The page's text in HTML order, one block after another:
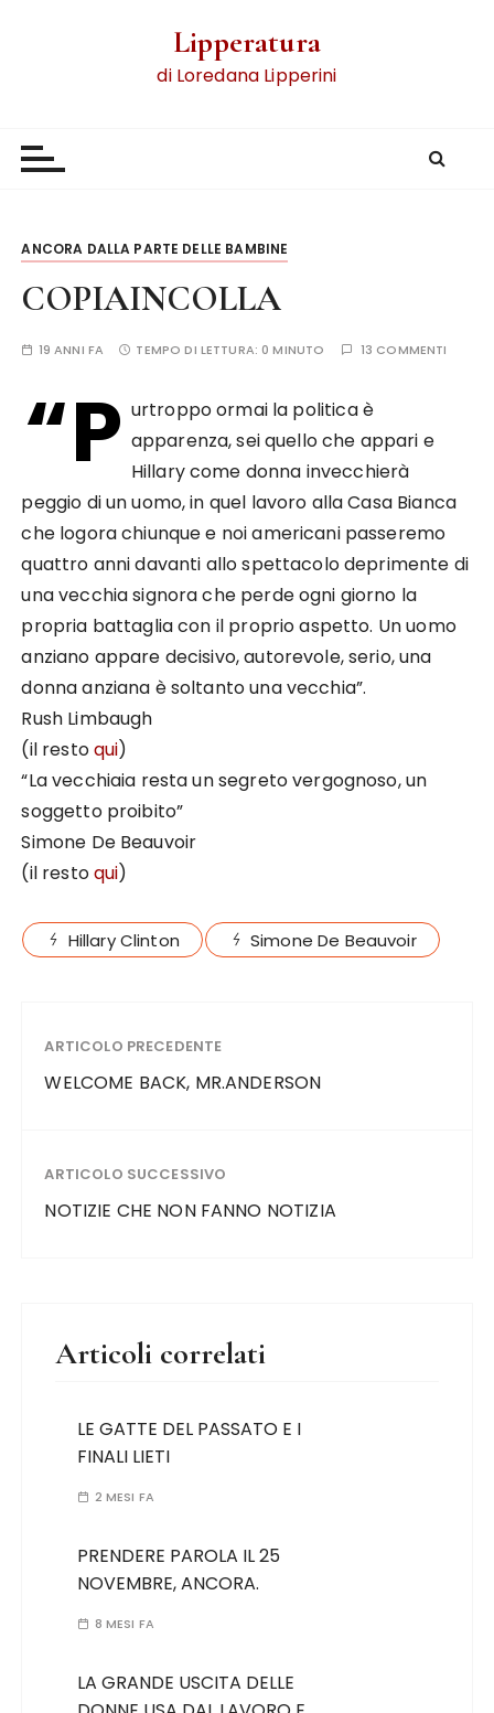
Lipperatura
di Loredana Lipperini
ANCORA DALLA PARTE DELLE BAMBINE
COPIAINCOLLA
19 ANNI FA TEMPO DI LETTURA: 0 MINUTO 13 COMMENTI
“P urtroppo ormai la politica è
apparenza, sei quello che appari e
Hillary come donna invecchierà
peggio di un uomo, in quel lavoro alla Casa Bianca
che logora chiunque e noi americani passeremo
quattro anni davanti allo spettacolo deprimente di
una vecchia signora che perde ogni giorno la
propria battaglia con il proprio aspetto. Un uomo
anziano appare decisivo, autorevole, serio, una
donna anziana è soltanto una vecchia”.
Rush Limbaugh
(il restoqui)
“La vecchiaia resta un segreto vergognoso, un
soggetto proibito”
Simone De Beauvoir
(il restoqui)
Hillary Clinton Simone De Beauvoir
ARTICOLO PRECEDENTE
WELCOME BACK, MR.ANDERSON
ARTICOLO SUCCESSIVO
NOTIZIE CHE NON FANNO NOTIZIA
Articoli correlati
LE GATTE DEL PASSATO E I
FINALI LIETI
2 MESI FA
PRENDERE PAROLA IL 25
NOVEMBRE, ANCORA.
8 MESI FA
LA GRANDE USCITA DELLE